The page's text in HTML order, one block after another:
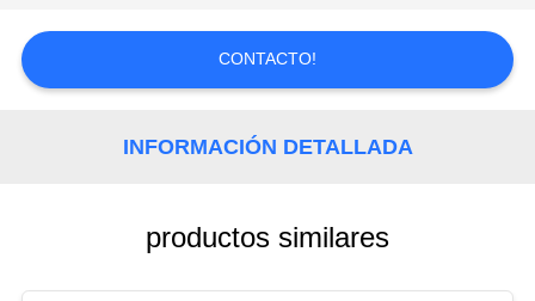
CONTACTA
CON
CONTACTO!
INFORMACIÓN DETALLADA
productos similares